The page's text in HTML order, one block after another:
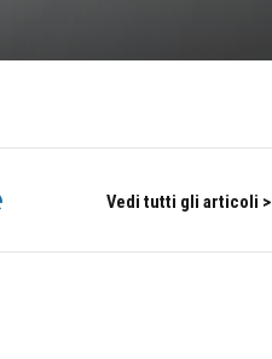
Vedi tutti gli articoli >